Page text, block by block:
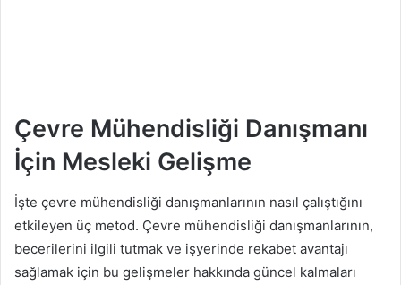
Çevre Mühendisliği Danışmanı
İçin Mesleki Gelişme
İşte çevre mühendisliği danışmanlarının nasıl çalıştığını
etkileyen üç metod. Çevre mühendisliği danışmanlarının,
becerilerini ilgili tutmak ve işyerinde rekabet avantajı
sağlamak için bu gelişmeler hakkında güncel kalmaları